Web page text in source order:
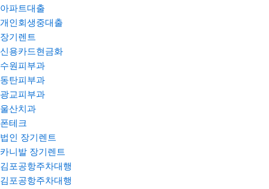
아파트대출
개인회생중대출
장기렌트
신용카드현금화
수원피부과
동탄피부과
광교피부과
울산치과
폰테크
법인 장기렌트
카니발 장기렌트
김포공항주차대행
김포공항주차대행